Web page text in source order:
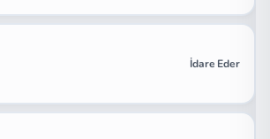
İdare Eder